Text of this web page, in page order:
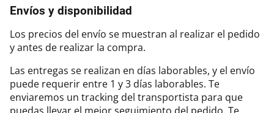
Envíos y disponibilidad
Los precios del envío se muestran al realizar el pedido
y antes de realizar la compra.
Las entregas se realizan en días laborables, y el envío
puede requerir entre 1 y 3 días laborables. Te
enviaremos un tracking del transportista para que